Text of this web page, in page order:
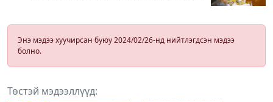
Энэ мэдээ хуучирсан буюу 2024/02/26-нд нийтлэгдсэн мэдээ
болно.
Төстэй мэдээллүүд: